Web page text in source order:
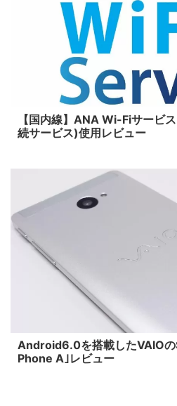
【国内線】ANA Wi-Fiサービ
続サービス)使用レビュー
Android6.0を搭載したVAIOの
Phone A｣レビュー